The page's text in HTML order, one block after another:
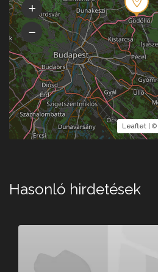
Leaflet | ©
Hasonló hirdetések